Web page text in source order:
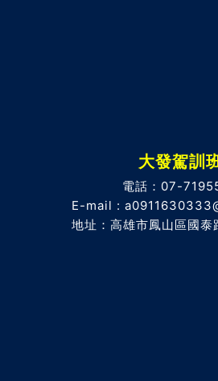
大發駕訓
電話：07-
E-mail :
地址：高雄市鳳山區國泰